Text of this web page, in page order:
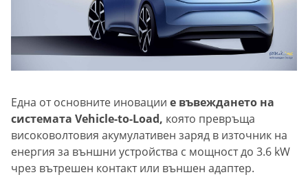
Една от основните иновации е въвеждането на
системата Vehicle-to-Load, която превръща
високоволтовия акумулативен заряд в източник на
енергия за външни устройства с мощност до 3.6 kW
чрез вътрешен контакт или външен адаптер.